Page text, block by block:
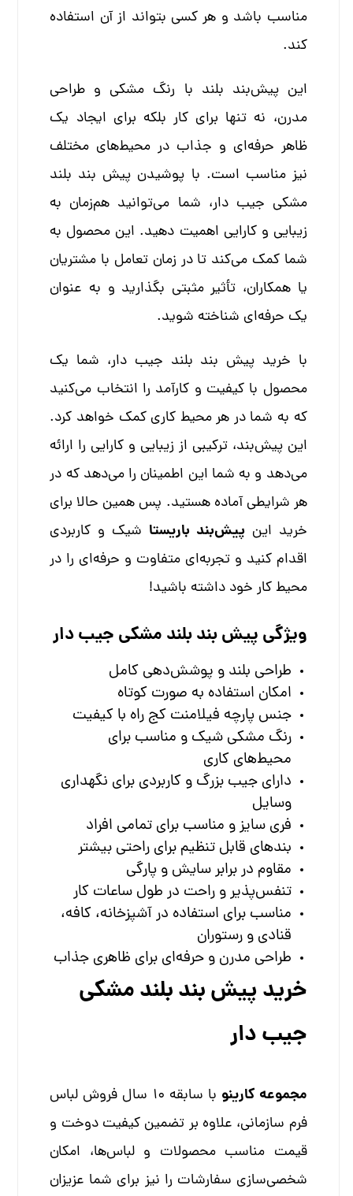
مناسب باشد و هر کسی بتواند از آن استفاده
کند.
این پیش‌بند بلند با رنگ مشکی و طراحی
مدرن، نه تنها برای کار بلکه برای ایجاد یک
ظاهر حرفه‌ای و جذاب در محیط‌های مختلف
نیز مناسب است. با پوشیدن پیش بند بلند
مشکی جیب دار، شما می‌توانید هم‌زمان به
زیبایی و کارایی اهمیت دهید. این محصول به
شما کمک می‌کند تا در زمان تعامل با مشتریان
یا همکاران، تأثیر مثبتی بگذارید و به عنوان
یک حرفه‌ای شناخته شوید.
با خرید پیش بند بلند جیب دار، شما یک
محصول با کیفیت و کارآمد را انتخاب می‌کنید
که به شما در هر محیط کاری کمک خواهد کرد.
این پیش‌بند، ترکیبی از زیبایی و کارایی را ارائه
می‌دهد و به شما این اطمینان را می‌دهد که در
هر شرایطی آماده هستید. پس همین حالا برای
خرید اینپیش‌بند باریستا شیک و کاربردی
اقدام کنید و تجربه‌ای متفاوت و حرفه‌ای را در
محیط کار خود داشته باشید!
ویژگی پیش بند بلند مشکی جیب دار
طراحی بلند و پوشش‌دهی کامل
امکان استفاده به صورت کوتاه
جنس پارچه فیلامنت کج راه با کیفیت
رنگ مشکی شیک و مناسب برای
محیط‌های کاری
دارای جیب بزرگ و کاربردی برای نگهداری
وسایل
فری سایز و مناسب برای تمامی افراد
بندهای قابل تنظیم برای راحتی بیشتر
مقاوم در برابر سایش و پارگی
تنفس‌پذیر و راحت در طول ساعات کار
مناسب برای استفاده در آشپزخانه، کافه،
قنادی و رستوران
طراحی مدرن و حرفه‌ای برای ظاهری جذاب
خرید پیش بند بلند مشکی
جیب دار
مجموعه کارینو
با سابقه 10 سال فروش لباس
فرم سازمانی، علاوه بر تضمین کیفیت دوخت و
قیمت مناسب محصولات و لباس‌ها، امکان
شخصی‌سازی سفارشات را نیز برای شما عزیزان